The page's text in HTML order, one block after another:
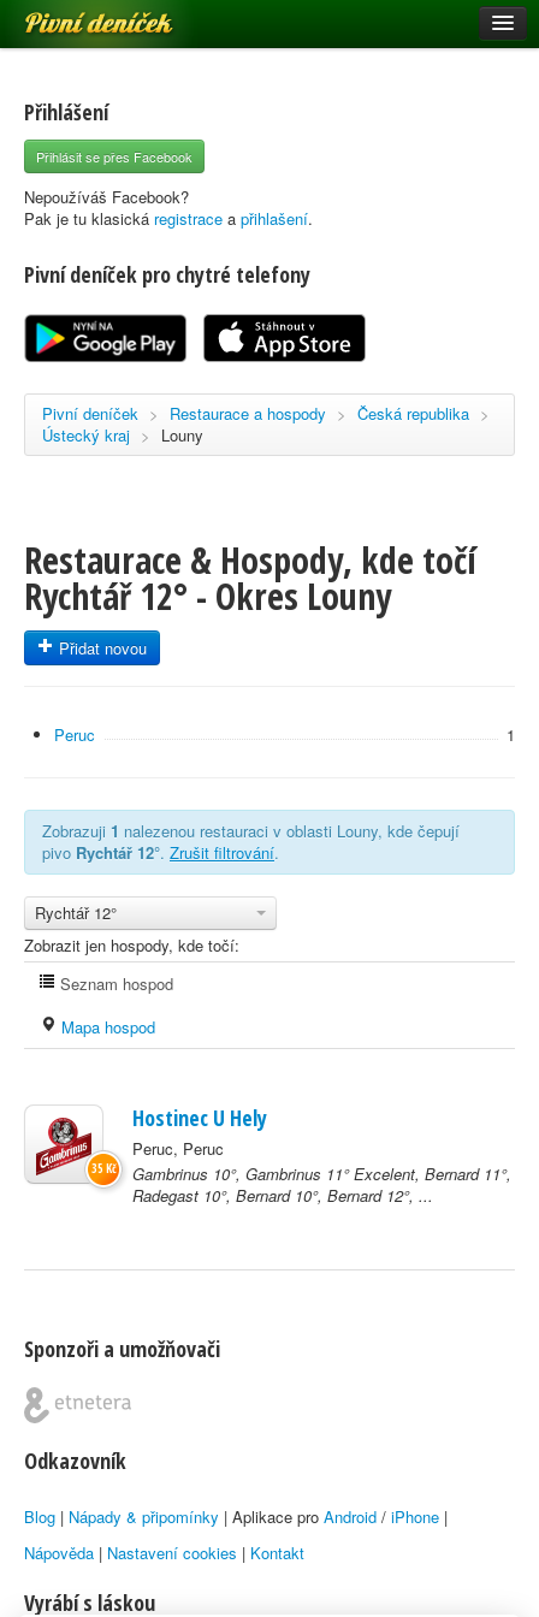
Pivní deníček
Pivní mapa
Pivní značky
Nápověda
Registrace
Přihlášení
Přihlásit se přes Facebook
Nepoužíváš Facebook?
Pak je tu klasická registrace a přihlašení.
Pivní deníček pro chytré telefony
Pivní deníček > Restaurace a hospody > Česká republika >
Ústecký kraj > Louny
Restaurace & Hospody, kde točí
Rychtář 12° - Okres Louny
Přidat novou
Peruc 1
Zobrazuji 1 nalezenou restauraci v oblasti Louny, kde čepují
pivo Rychtář 12°. Zrušit filtrování.
Rychtář 12°
Zobrazit jen hospody, kde točí:
Seznam hospod
Mapa hospod
Hostinec U Hely
Peruc, Peruc
Gambrinus 10°, Gambrinus 11° Excelent, Bernard 11°,
Radegast 10°, Bernard 10°, Bernard 12°, ...
35 Kč
Sponzoři a umožňovači
Odkazovník
Blog | Nápady & připomínky | Aplikace pro Android / iPhone |
Nápověda | Nastavení cookies | Kontakt
Vyrábí s láskou